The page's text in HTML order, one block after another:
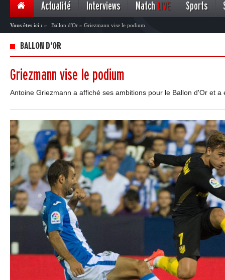
Actualité Interviews Match LIVE Sports
Vous êtes ici : » Ballon d'Or » Griezmann vise le podium
BALLON D'OR
Griezmann vise le podium
Antoine Griezmann a affiché ses ambitions pour le Ballon d'Or et a